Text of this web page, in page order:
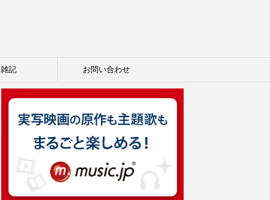
雑記 お問い合わせ